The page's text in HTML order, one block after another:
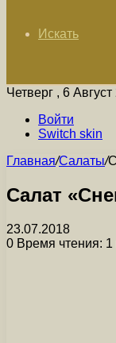
Искать
Четверг , 6
Войти
Switch skin
Главная/Салаты/
Салат
23.07.2018
0 Время чтения: 1